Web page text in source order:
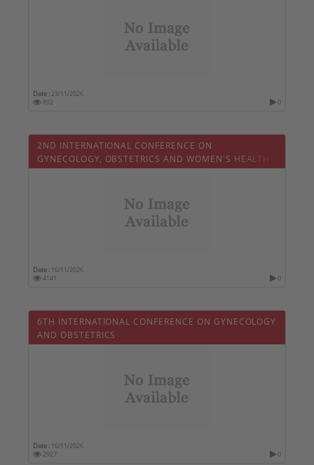
Date : 23/11/2026
892
0
2ND INTERNATIONAL CONFERENCE ON
GYNECOLOGY, OBSTETRICS AND WOMEN'S HEALTH
Date : 16/11/2026
4141
0
6TH INTERNATIONAL CONFERENCE ON GYNECOLOGY
AND OBSTETRICS
Date : 16/11/2026
2927
0